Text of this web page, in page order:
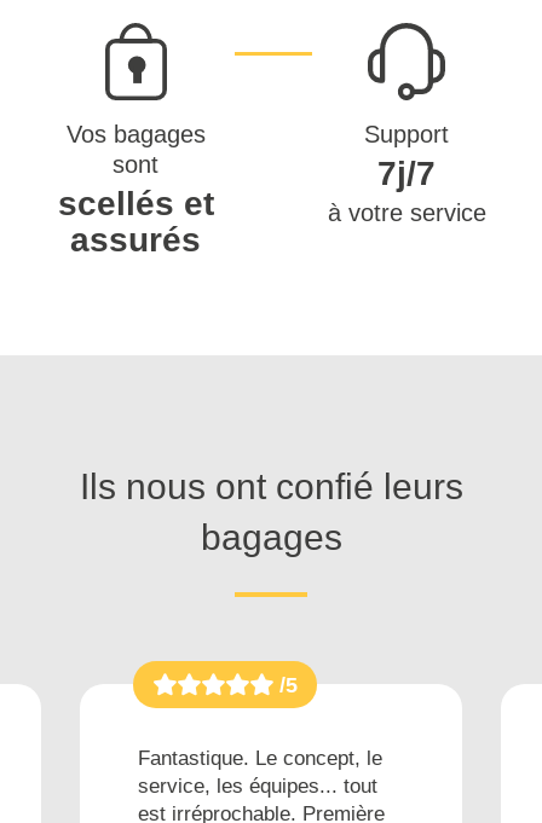
Vos bagages
sont
scellés et
assurés
Support
7j/7
à votre service
Ils nous ont confié leurs
bagages
/5
Fantastique. Le concept, le
service, les équipes... tout
est irréprochable. Première